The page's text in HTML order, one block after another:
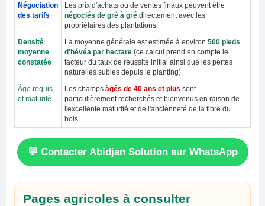
Négociation
des tarifs
Les prix d'achats ou de ventes finaux peuvent être
négociés de gré à gré directement avec les
propriétaires des plantations.
Densité
moyenne
constatée
La moyenne générale est estimée à environ 500 pieds
d'hévéa par hectare (ce calcul prend en compte le
facteur du taux de réussite initial ainsi que les pertes
naturelles subies depuis le planting).
Âge requis
et maturité
Les champs âgés de 40 ans et plus sont
particulièrement recherchés et bienvenus en raison de
l'excellente maturité et de l'ancienneté de la fibre du
bois.
💬 Contacter Abidjan Solution sur WhatsApp
Pages agricoles à consulter